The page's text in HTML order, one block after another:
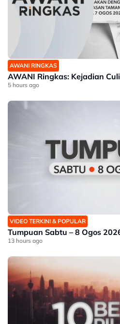
AWANI RINGKAS
AWANI Ringkas: Kejadian
5 hours ago
VIDEO TERKINI & POPULAR
Tumpuan Sabtu – 8 Ogos
13 hours ago